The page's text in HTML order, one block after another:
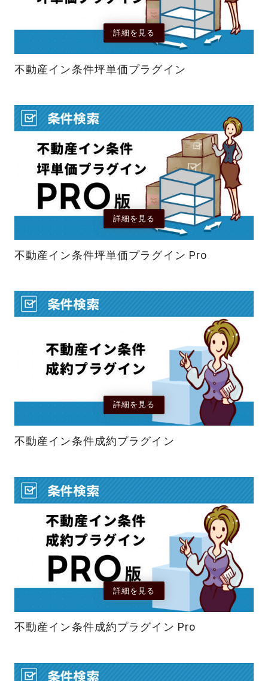
詳細を見る
不動産イン条件坪単価プラグイン
詳細を見る
不動産イン条件坪単価プラグイン Pro
詳細を見る
不動産イン条件成約プラグイン
詳細を見る
不動産イン条件成約プラグイン Pro